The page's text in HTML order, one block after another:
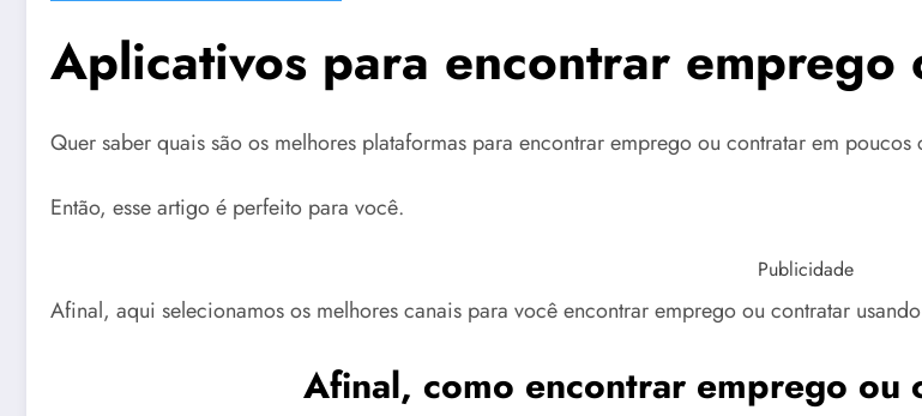
Aplicativos para encontrar emprego
Quer saber quais são os melhores plataformas para encontrar emprego ou contratar em poucos
Então, esse artigo é perfeito para você.
Publicidade
Afinal, aqui selecionamos os melhores canais para você encontrar emprego ou contratar
Afinal, como encontrar emprego ou